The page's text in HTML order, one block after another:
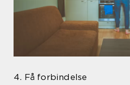
4. Få forbindelse